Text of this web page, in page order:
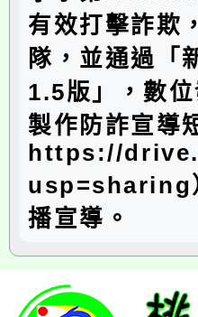
有效打擊詐欺
隊，並通過「
1.5版」，數
製作防詐宣導
https://
usp=sharing
播宣導。